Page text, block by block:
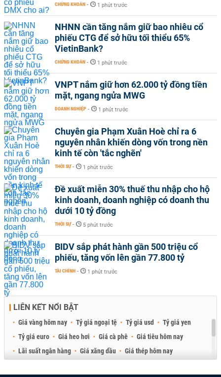
CHỨNG KHOÁN - 1 phút trước
NHNN cần tăng nắm giữ bao nhiêu cổ
phiếu CTG để sở hữu tối thiểu 65%
VietinBank?
CHỨNG KHOÁN - 1 phút trước
VNPT nắm giữ hơn 62.000 tỷ đồng tiền
mặt, ngang ngửa MWG
DOANH NGHIỆP - 1 phút trước
Chuyên gia Phạm Xuân Hoè chỉ ra 6
nguyên nhân khiến dòng vốn trong nền
kinh tế còn 'tắc nghẽn'
THỜI SỰ - 1 phút trước
Đề xuất miễn 30% thuế thu nhập cho hộ
kinh doanh, doanh nghiệp có doanh thu
dưới 10 tỷ đồng
THỜI SỰ - 5 phút trước
BIDV sắp phát hành gần 500 triệu cổ
phiếu, tăng vốn lên gần 77.800 tỷ
TÀI CHÍNH - 1 phút trước
LIÊN KẾT NỔI BẬT
Giá vàng hôm nay Tỷ giá ngoại tệ Tỷ giá usd
Tỷ giá yen
Tỷ giá euro
Giá heo hơi Giá cà phê
Giá tiêu hôm nay
Lãi suất ngân hàng
Giá xăng dầu
Giá thép hôm nay